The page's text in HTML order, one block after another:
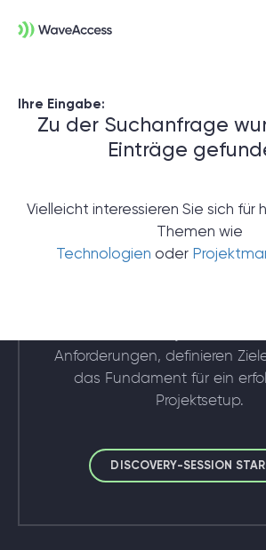
Ihre Eingabe:
Zu der Suchanfrage
Einträge
Vielleicht interessieren Sie sich für
Themen wie
Technologien oder
Noch nicht sicher,
Anforderungen, definieren
das Fundament für ein
Projektsetup.
DISCOVERY-SESSION